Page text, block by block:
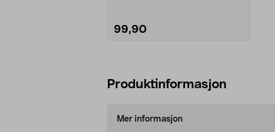
99,90
Produktinformasjon
Mer informasjon